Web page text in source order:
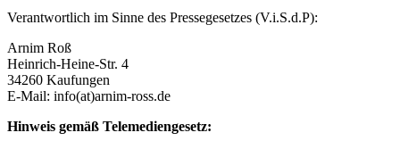
Verantwortlich im Sinne des Pressegesetzes (V.i.S.d.P):
Arnim Roß
Heinrich-Heine-Str. 4
34260 Kaufungen
E-Mail: info(at)arnim-ross.de
Hinweis gemäß Telemediengesetz: